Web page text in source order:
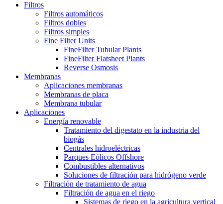
Filtros
Filtros automáticos
Filtros dobles
Filtros simples
Fine Filter Units
FineFilter Tubular Plants
FineFilter Flatsheet Plants
Reverse Osmosis
Membranas
Aplicaciones membranas
Membranas de placa
Membrana tubular
Aplicaciones
Energía renovable
Tratamiento del digestato en la industria del
biogás
Centrales hidroeléctricas
Parques Eólicos Offshore
Combustibles alternativos
Soluciones de filtración para hidrógeno verde
Filtración de tratamiento de agua
Filtración de agua en el riego
Sistemas de riego en la agricultura vertical